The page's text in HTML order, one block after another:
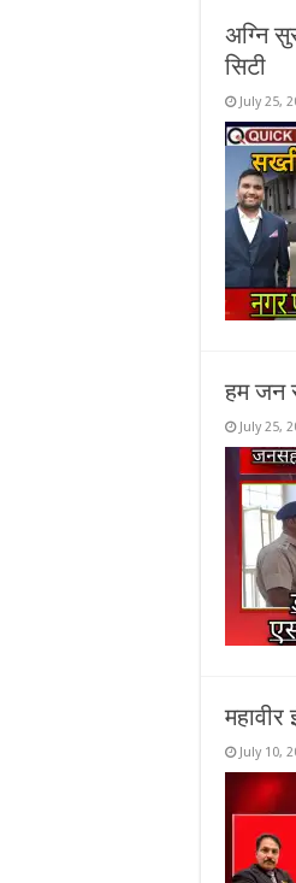
अग्नि
सिटी
July 25,
हम जन
July 25,
July 10,